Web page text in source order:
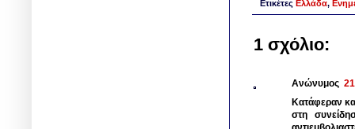
Ετικέτες Ελλάδα,
1 σχόλιο:
Ανώνυμος
Κατάφεραν
στη